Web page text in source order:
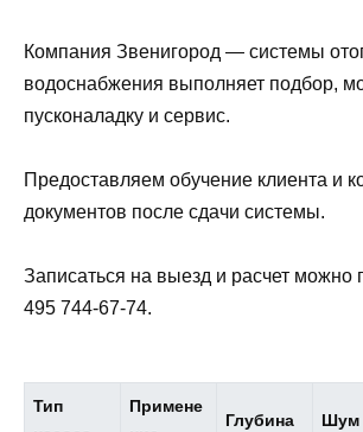
Компания Звенигород — системы
водоснабжения выполняет подбор,
пусконаладку и сервис.
Предоставляем обучение клиента и
документов после сдачи системы.
Записаться на выезд и расчет можно
495 744-67-74.
Тип
Примене
Глубина Шум